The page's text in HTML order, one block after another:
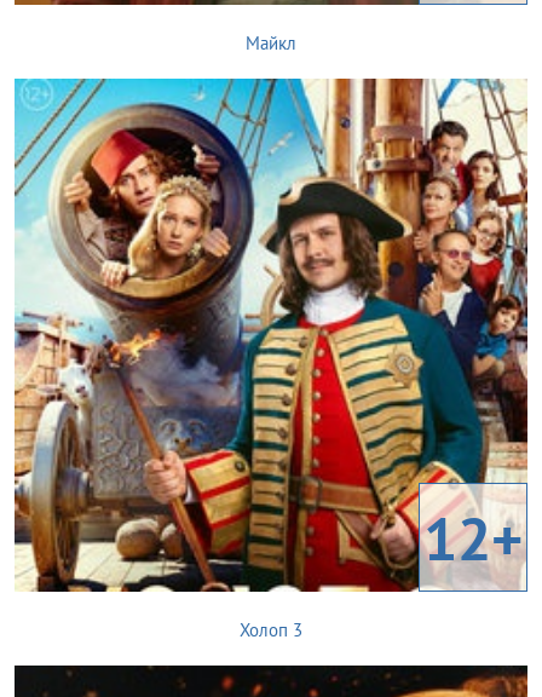
Майкл
12+
Холоп 3